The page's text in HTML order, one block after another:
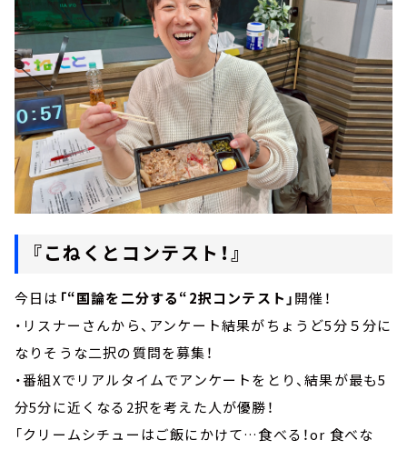
『こねくとコンテスト！』
今日は 「“国論を二分する“2択コンテスト」開催！
・リスナーさんから、アンケート結果がちょうど5分５分に
なりそうな二択の質問を募集！
・番組Xでリアルタイムでアンケートをとり、結果が最も5
分5分に近くなる2択を考えた人が優勝！
「クリームシチューはご飯にかけて…食べる！or 食べな